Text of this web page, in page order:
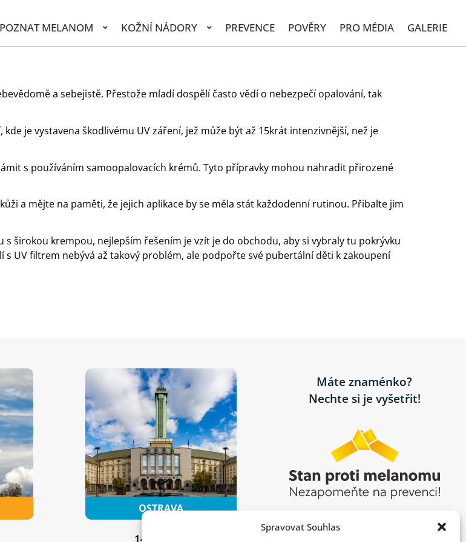
Spravovat Souhlas
MELANOM KOŽNÍ NÁDORY PREVENCE POVĚRY PRO MÉDIA GALERIE
a sebejistě. Přestože mladí dospělí často vědí o nebezpečí opalování, tak
je vystavena škodlivému UV záření, jež může být až 15krát intenzivnější, než je
s používáním samoopalovacích krémů. Tyto přípravky mohou nahradit přirozené
a mějte na paměti, že jejich aplikace by se měla stát každodenní rutinou. Přibalte jim
širokou krempou, nejlepším řešením je vzít je do obchodu, aby si vybraly tu pokrývku
UV filtrem nebývá až takový problém, ale podpořte své pubertální děti k zakoupení
14. 5. 2026
Máte znaménko?
Nechte si je vyšetřit!